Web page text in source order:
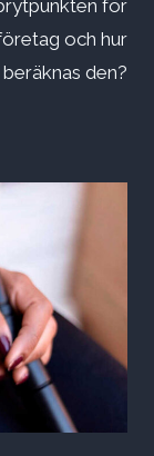
för
och hur
beräknas den?